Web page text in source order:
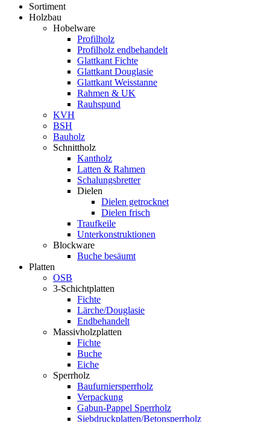
Sortiment
Holzbau
Hobelware
Profilholz
Profilholz endbehandelt
Glattkant Fichte
Glattkant Douglasie
Glattkant Weisstanne
Rahmen & UK
Rauhspund
KVH
BSH
Bauholz
Schnittholz
Kantholz
Latten & Rahmen
Schalungsbretter
Dielen
Dielen getrocknet
Dielen frisch
Traufkeile
Unterkonstruktionen
Blockware
Buche besäumt
Platten
OSB
3-Schichtplatten
Fichte
Lärche/Douglasie
Endbehandelt
Massivholzplatten
Fichte
Buche
Eiche
Sperrholz
Baufurniersperrholz
Verpackung
Gabun-Pappel Sperrholz
Siebdruckplatten/Betonsperrholz